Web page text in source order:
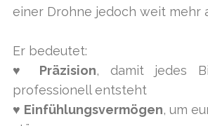
einer Drohne jedoch weit mehr
Er bedeutet:
♥ Präzision, damit jedes
professionell entsteht
♥ Einfühlungsvermögen, um